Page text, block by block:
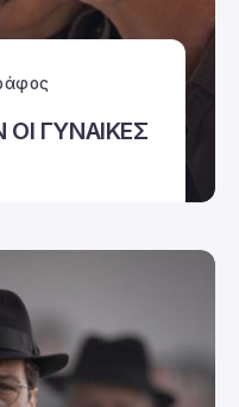
ΓΥΝΑΙΚΕΣ